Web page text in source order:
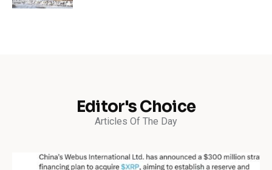
Editor's Choice
Articles Of The Day